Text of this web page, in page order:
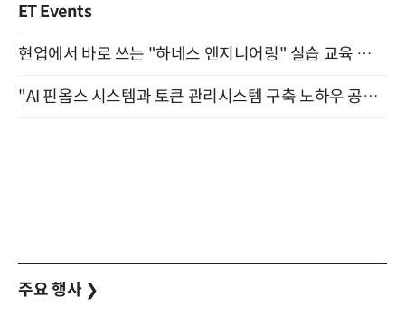
ET Events
현업에서 바로 쓰는 "하네스 엔지니어링" 실습 교육 워크숍 8월 20일 개최
"AI 핀옵스 시스템과 토큰 관리시스템 구축 노하우 공개" 잠실 한국광고문화회관 2층 대회의실 (8/21)
주요 행사 ❯